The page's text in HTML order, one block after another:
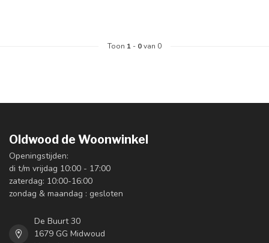
Toon 1 - 0van 0
Oldwood de Woonwinkel
Openingstijden:
di t/m vrijdag 10:00 - 17:00
zaterdag: 10:00-16:00
zondag & maandag : gesloten
De Buurt 30
1679 GG Midwoud